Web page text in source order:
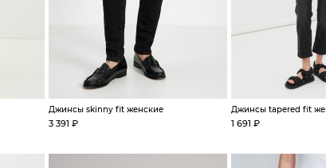
Джинсы skinny fit женские
3 391 ₽
Джинсы tapered fit
1 691 ₽